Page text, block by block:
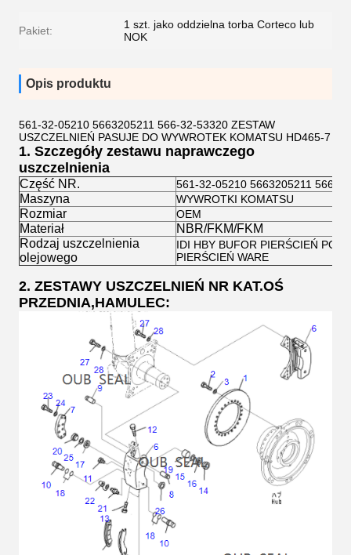
Pakiet:
1 szt. jako oddzielna torba Corteco lub
NOK
Opis produktu
561-32-05210 5663205211 566-32-53320 ZESTAW
USZCZELNIEŃ PASUJE DO WYWROTEK KOMATSU HD465-7
1. Szczegóły zestawu naprawczego
uszczelnienia
Część NR. 561-32-05210 5663205211 566-
Maszyna WYWROTKI KOMATSU
Rozmiar OEM
Materiał
NBR/FKM/FKM
Rodzaj uszczelnienia
olejowego
IDI HBY BUFOR PIERŚCIEŃ
PIERŚCIEŃ WARE
2. ZESTAWY USZCZELNIEŃ NR KAT.OŚ
PRZEDNIA,HAMULEC: